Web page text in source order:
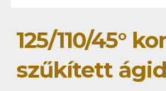
125/110/45°
szűkített